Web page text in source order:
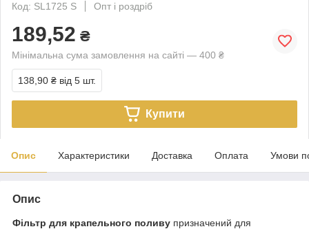
Код: SL1725 S
Опт і роздріб
189,52 ₴
Мінімальна сума замовлення на сайті — 400 ₴
138,90 ₴ від 5 шт.
Купити
Опис Характеристики Доставка Оплата Умови
Опис
Фільтр для крапельного поливу призначений для